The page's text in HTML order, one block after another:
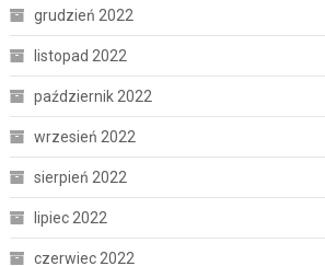
grudzień 2022
listopad 2022
październik 2022
wrzesień 2022
sierpień 2022
lipiec 2022
czerwiec 2022